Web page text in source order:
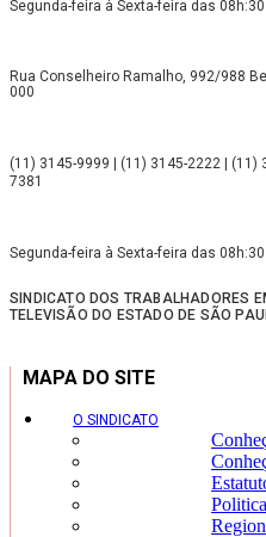
Segunda-feira à Sexta-feira das
Rua Conselheiro Ramalho, 992/988
000
(11) 3145-9999 | (11) 3145-2222 |
7381
Segunda-feira à Sexta-feira das
SINDICATO DOS TRABALHADORES
TELEVISÃO DO ESTADO DE SÃO
MAPA DO SITE
O SINDICATO